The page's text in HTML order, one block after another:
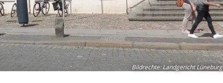
Bildrechte:Landgericht Lüneburg